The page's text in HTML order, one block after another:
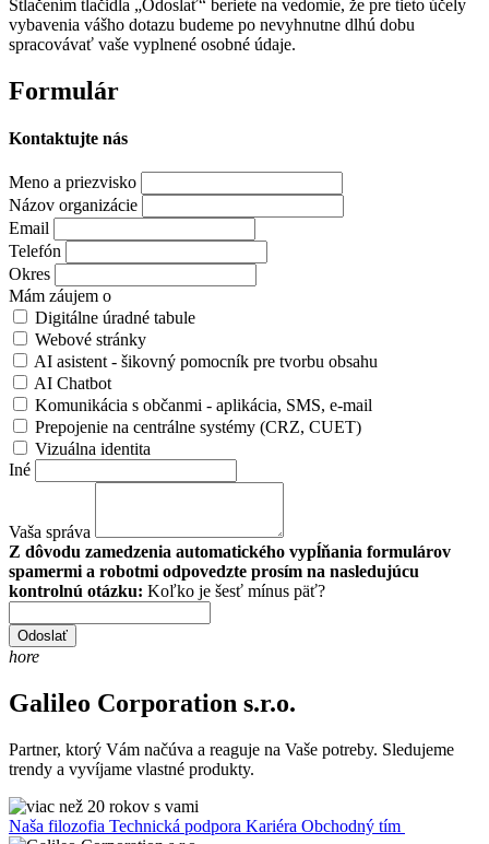
Stlačením tlačidla „Odoslať“ beriete na vedomie, že pre tieto účely
vybavenia vášho dotazu budeme po nevyhnutne dlhú dobu
spracovávať vaše vyplnené osobné údaje.
Formulár
Kontaktujte nás
Meno a priezvisko
Názov organizácie
Email
Telefón
Okres
Mám záujem o
Digitálne úradné tabule
Webové stránky
AI asistent - šikovný pomocník pre tvorbu obsahu
AI Chatbot
Komunikácia s občanmi - aplikácia, SMS, e-mail
Prepojenie na centrálne systémy (CRZ, CUET)
Vizuálna identita
Iné
Vaša správa
Z dôvodu zamedzenia automatického vypĺňania formulárov
spamermi a robotmi odpovedzte prosím na nasledujúcu
kontrolnú otázku: Koľko je šesť mínus päť?
Odoslať
hore
Galileo Corporation s.r.o.
Partner, ktorý Vám načúva a reaguje na Vaše potreby. Sledujeme
trendy a vyvíjame vlastné produkty.
Naša filozofia Technická podpora Kariéra Obchodný tím